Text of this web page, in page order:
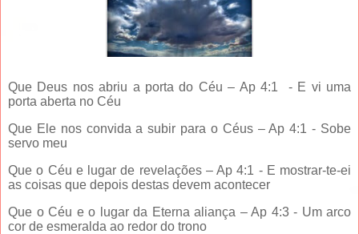
Que Deus nos abriu a porta do Céu – Ap 4:1 - E vi uma
porta aberta no Céu
Que Ele nos convida a subir para o Céus – Ap 4:1 - Sobe
servo meu
Que o Céu e lugar de revelações – Ap 4:1 - E mostrar-te-ei
as coisas que depois destas devem acontecer
Que o Céu e o lugar da Eterna aliança – Ap 4:3 - Um arco
cor de esmeralda ao redor do trono